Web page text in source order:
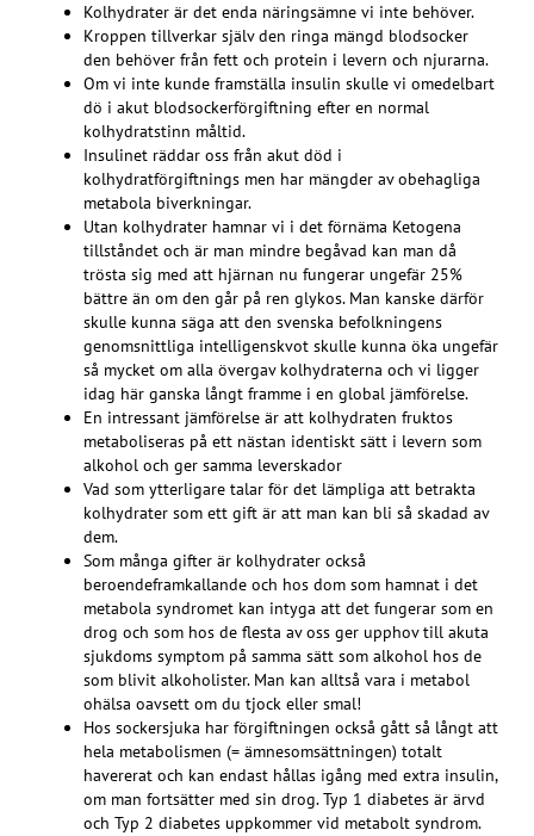
Kolhydrater är det enda näringsämne vi inte behöver.
Kroppen tillverkar själv den ringa mängd blodsocker
den behöver från fett och protein i levern och njurarna.
Om vi inte kunde framställa insulin skulle vi omedelbart
dö i akut blodsockerförgiftning efter en normal
kolhydratstinn måltid.
Insulinet räddar oss från akut död i
kolhydratförgiftnings men har mängder av obehagliga
metabola biverkningar.
Utan kolhydrater hamnar vi i det förnäma Ketogena
tillståndet och är man mindre begåvad kan man då
trösta sig med att hjärnan nu fungerar ungefär 25%
bättre än om den går på ren glykos. Man kanske därför
skulle kunna säga att den svenska befolkningens
genomsnittliga intelligenskvot skulle kunna öka ungefär
så mycket om alla övergav kolhydraterna och vi ligger
idag här ganska långt framme i en global jämförelse.
En intressant jämförelse är att kolhydraten fruktos
metaboliseras på ett nästan identiskt sätt i levern som
alkohol och ger samma leverskador
Vad som ytterligare talar för det lämpliga att betrakta
kolhydrater som ett gift är att man kan bli så skadad av
dem.
Som många gifter är kolhydrater också
beroendeframkallande och hos dom som hamnat i det
metabola syndromet kan intyga att det fungerar som en
drog och som hos de flesta av oss ger upphov till akuta
sjukdoms symptom på samma sätt som alkohol hos de
som blivit alkoholister. Man kan alltså vara i metabol
ohälsa oavsett om du tjock eller smal!
Hos sockersjuka har förgiftningen också gått så långt att
hela metabolismen (= ämnesomsättningen) totalt
havererat och kan endast hållas igång med extra insulin,
om man fortsätter med sin drog. Typ 1 diabetes är ärvd
och Typ 2 diabetes uppkommer vid metabolt syndrom.